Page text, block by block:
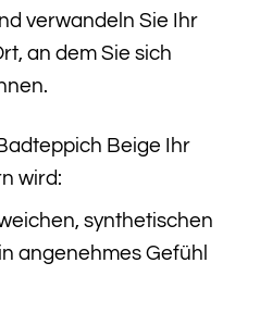
verwandeln Sie Ihr
an dem Sie sich
Beige Ihr
wird:
synthetischen
angenehmes Gefühl